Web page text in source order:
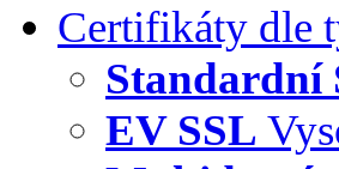
Certifikáty dle
Standardní
EV SSL